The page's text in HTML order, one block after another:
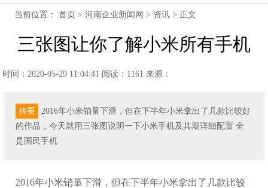
当前位置：首页 >河南企业新闻网 > 资讯 > 正文
三张图让你了解小米所有手机
时间：2020-05-29 11:04:41 阅读：1161 来源：
摘要
2016年小米销量下滑，但在下半年小米拿出了几款比较好
的作品，今天就用三张图说明一下小米手机及其期详细配置 全
是国民手机
2016年小米销量下滑，但在下半年小米拿出了几款比较